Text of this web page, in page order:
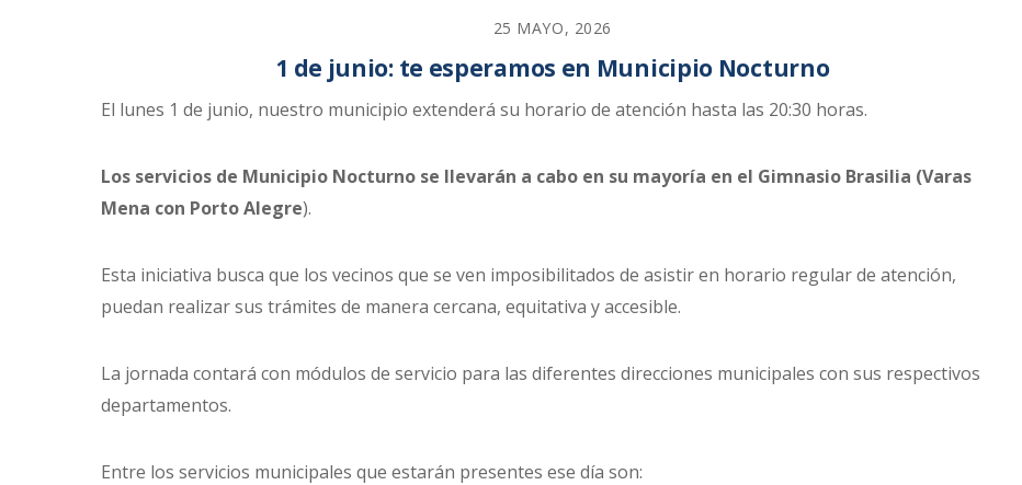
25 MAYO, 2026
1 de junio: te esperamos en Municipio Nocturno
El lunes 1 de junio, nuestro municipio extenderá su horario de atención hasta las 20:30 horas.
Los servicios de Municipio Nocturno se llevarán a cabo en su mayoría en el Gimnasio Brasilia (Varas
Mena con Porto Alegre).
Esta iniciativa busca que los vecinos que se ven imposibilitados de asistir en horario regular de atención,
puedan realizar sus trámites de manera cercana, equitativa y accesible.
La jornada contará con módulos de servicio para las diferentes direcciones municipales con sus respectivos
departamentos.
Entre los servicios municipales que estarán presentes ese día son: